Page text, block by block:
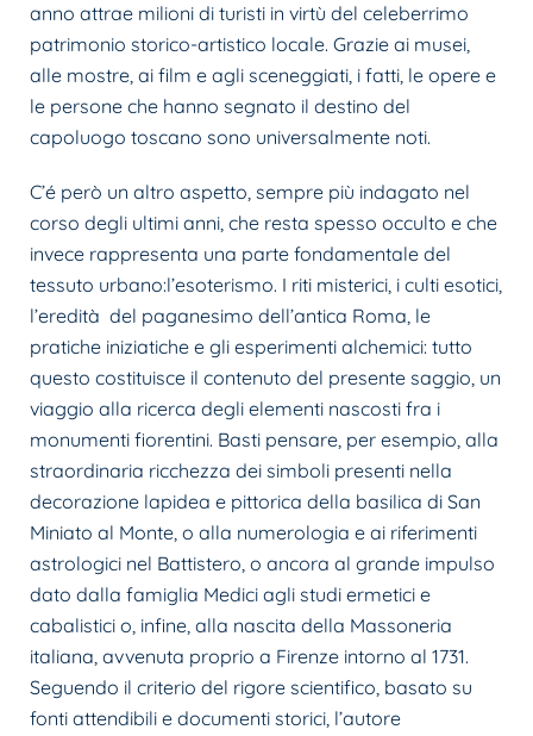
anno attrae milioni di turisti in virtù del celeberrimo
patrimonio storico-artistico locale. Grazie ai musei,
alle mostre, ai film e agli sceneggiati, i fatti, le opere e
le persone che hanno segnato il destino del
capoluogo toscano sono universalmente noti.
C’é però un altro aspetto, sempre più indagato nel
corso degli ultimi anni, che resta spesso occulto e che
invece rappresenta una parte fondamentale del
tessuto urbano:l’esoterismo. I riti misterici, i culti esotici,
l’eredità del paganesimo dell’antica Roma, le
pratiche iniziatiche e gli esperimenti alchemici: tutto
questo costituisce il contenuto del presente saggio, un
viaggio alla ricerca degli elementi nascosti fra i
monumenti fiorentini. Basti pensare, per esempio, alla
straordinaria ricchezza dei simboli presenti nella
decorazione lapidea e pittorica della basilica di San
Miniato al Monte, o alla numerologia e ai riferimenti
astrologici nel Battistero, o ancora al grande impulso
dato dalla famiglia Medici agli studi ermetici e
cabalistici o, infine, alla nascita della Massoneria
italiana, avvenuta proprio a Firenze intorno al 1731.
Seguendo il criterio del rigore scientifico, basato su
fonti attendibili e documenti storici, l’autore